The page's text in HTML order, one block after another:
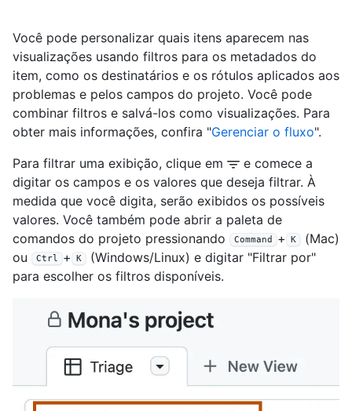
Você pode personalizar quais itens aparecem nas
visualizações usando filtros para os metadados do
item, como os destinatários e os rótulos aplicados aos
problemas e pelos campos do projeto. Você pode
combinar filtros e salvá-los como visualizações. Para
obter mais informações, confira "Gerenciar o fluxo".
Para filtrar uma exibição, clique em
e comece a
digitar os campos e os valores que deseja filtrar. À
medida que você digita, serão exibidos os possíveis
valores. Você também pode abrir a paleta de
comandos do projeto pressionando
Command + K
(Mac)
ou
Ctrl + K
(Windows/Linux) e digitar "Filtrar por"
para escolher os filtros disponíveis.